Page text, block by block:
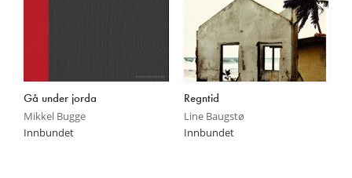
Gå under jorda
Mikkel Bugge
Innbundet
Regntid
Line Baugstø
Innbundet